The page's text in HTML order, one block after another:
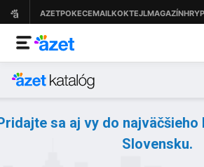
sa aj vy do
Slovensku.